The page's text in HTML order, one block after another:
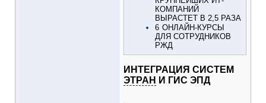
КОМПАНИЙ
ВЫРАСТЕТ В 2,5 РАЗА
6 ОНЛАЙН-КУРСЫ
ДЛЯ СОТРУДНИКОВ
РЖД
ИНТЕГРАЦИЯ СИСТЕМ
ЭТРАН И ГИС ЭПД